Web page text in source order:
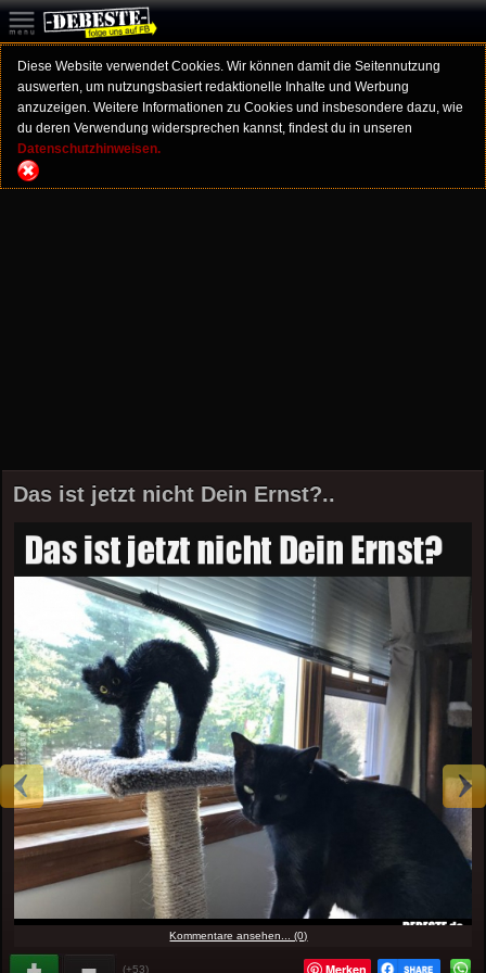
Diese Website verwendet Cookies. Wir können damit die Seitennutzung
auswerten, um nutzungsbasiert redaktionelle Inhalte und Werbung
anzuzeigen. Weitere Informationen zu Cookies und insbesondere dazu, wie
du deren Verwendung widersprechen kannst, findest du in unseren
Datenschutzhinweisen.
Das ist jetzt nicht Dein Ernst?..
Kommentare ansehen... (0)
(+53) Merken